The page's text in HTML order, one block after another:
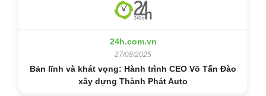
24h.com.vn
27/08/2025
Bản lĩnh và khát vọng: Hành trình CEO Võ Tấn Đào
xây dựng Thành Phát Auto